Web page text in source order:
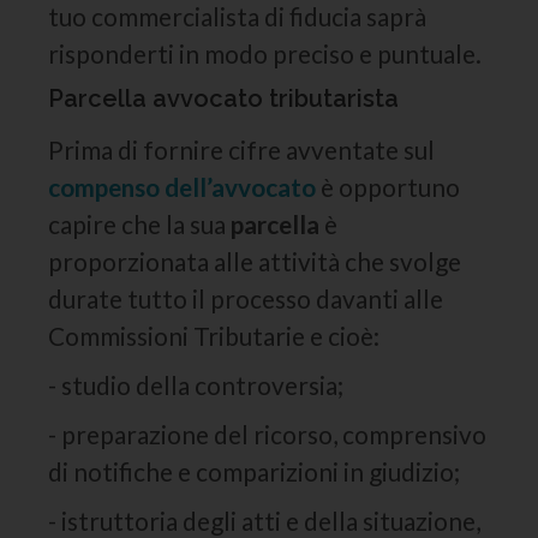
tuo commercialista di fiducia saprà
risponderti in modo preciso e puntuale.
Parcella avvocato tributarista
Prima di fornire cifre avventate sul
compenso dell’avvocato è opportuno
capire che la sua parcella è
proporzionata alle attività che svolge
durate tutto il processo davanti alle
Commissioni Tributarie e cioè:
- studio della controversia;
- preparazione del ricorso, comprensivo
di notifiche e comparizioni in giudizio;
- istruttoria degli atti e della situazione,